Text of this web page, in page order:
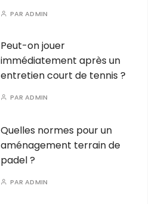
PARADMIN
Peut-on jouer
immédiatement après un
entretien court de tennis ?
PARADMIN
Quelles normes pour un
aménagement terrain de
padel ?
PARADMIN